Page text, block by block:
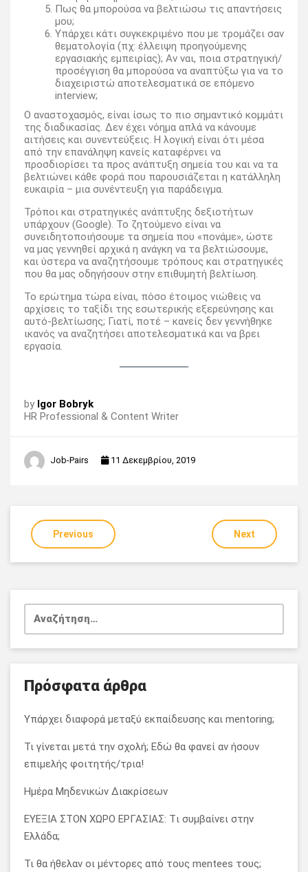
Πως θα μπορούσα να βελτιώσω τις απαντήσεις
μου;
Υπάρχει κάτι συγκεκριμένο που με τρομάζει σαν
θεματολογία (πχ: έλλειψη προηγούμενης
εργασιακής εμπειρίας); Αν ναι, ποια στρατηγική/
προσέγγιση θα μπορούσα να αναπτύξω για να το
διαχειριστώ αποτελεσματικά σε επόμενο
interview;
Ο αναστοχασμός, είναι ίσως το πιο σημαντικό κομμάτι
της διαδικασίας. Δεν έχει νόημα απλά να κάνουμε
αιτήσεις και συνεντεύξεις. Η λογική είναι ότι μέσα
από την επανάληψη κανείς καταφέρνει να
προσδιορίσει τα προς ανάπτυξη σημεία του και να τα
βελτιώνει κάθε φορά που παρουσιάζεται η κατάλληλη
ευκαιρία – μια συνέντευξη για παράδειγμα.
Τρόποι και στρατηγικές ανάπτυξης δεξιοτήτων
υπάρχουν (Google). Το ζητούμενο είναι να
συνειδητοποιήσουμε τα σημεία που «πονάμε», ώστε
να μας γεννηθεί αρχικά η ανάγκη να τα βελτιώσουμε,
και ύστερα να αναζητήσουμε τρόπους και στρατηγικές
που θα μας οδηγήσουν στην επιθυμητή βελτίωση.
Το ερώτημα τώρα είναι, πόσο έτοιμος νιώθεις να
αρχίσεις το ταξίδι της εσωτερικής εξερεύνησης και
αυτό-βελτίωσης; Γιατί, ποτέ – κανείς δεν γεννήθηκε
ικανός να αναζητήσει αποτελεσματικά και να βρει
εργασία.
by Igor Bobryk
HR Professional & Content Writer
Job-Pairs 11 Δεκεμβρίου, 2019
Πλοήγηση
άρθρων
Previous Next
Αναζήτηση
Πρόσφατα άρθρα
Υπάρχει διαφορά μεταξύ εκπαίδευσης και mentoring;
Τι γίνεται μετά την σχολή; Εδώ θα φανεί αν ήσουν
επιμελής φοιτητής/τρια!
Ημέρα Μηδενικών Διακρίσεων
ΕΥΕΞΙΑ ΣΤΟΝ ΧΩΡΟ ΕΡΓΑΣΙΑΣ: Tι συμβαίνει στην
Ελλάδα;
Τι θα ήθελαν οι μέντορες από τους mentees τους;